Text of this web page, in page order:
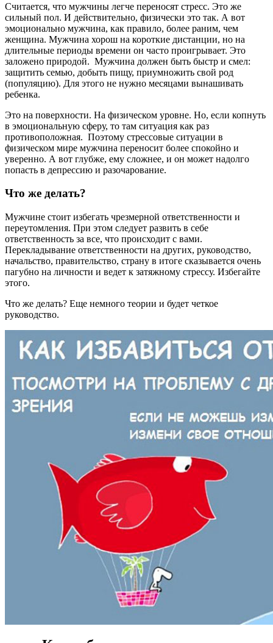
Считается, что мужчины легче переносят стресс. Это же
сильный пол. И действительно, физически это так. А вот
эмоционально мужчина, как правило, более раним, чем
женщина. Мужчина хорош на короткие дистанции, но на
длительные периоды времени он часто проигрывает. Это
заложено природой. Мужчина должен быть быстр и смел:
защитить семью, добыть пищу, приумножить свой род
(популяцию). Для этого не нужно месяцами вынашивать
ребенка.
Это на поверхности. На физическом уровне. Но, если копнуть
в эмоциональную сферу, то там ситуация как раз
противоположная. Поэтому стрессовые ситуации в
физическом мире мужчина переносит более спокойно и
уверенно. А вот глубже, ему сложнее, и он может надолго
попасть в депрессию и разочарование.
Что же делать?
Мужчине стоит избегать чрезмерной ответственности и
переутомления. При этом следует развить в себе
ответственность за все, что происходит с вами.
Перекладывание ответственности на других, руководство,
начальство, правительство, страну в итоге сказывается очень
пагубно на личности и ведет к затяжному стрессу. Избегайте
этого.
Что же делать? Еще немного теории и будет четкое
руководство.